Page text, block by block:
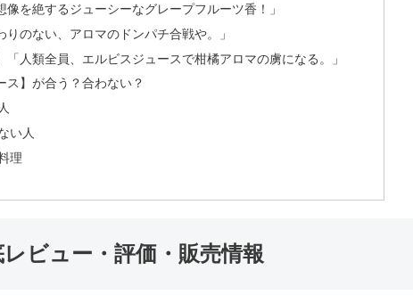
像を絶するジューシーなグレープフルーツ香！」
りのない、アロマのドンパチ合戦や。」
「人類全員、エルビスジュースで柑橘アロマの虜になる。」
ス】が合う？合わない？
い人
理
ビュー・評価・販売情報